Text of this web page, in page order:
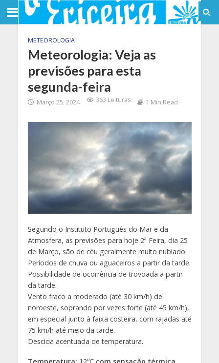
METEOROLOGIA
Meteorologia: Veja as
previsões para esta
segunda-feira
Março 25, 2024 363 Leituras 1 Min Read
Segundo o Instituto Português do Mar e da
Atmosfera, as previsões para hoje 2ª Feira, dia 25
de Março, são de céu geralmente muito nublado.
Períodos de chuva ou aguaceiros a partir da tarde.
Possibilidade de ocorrência de trovoada a partir
da tarde.
Vento fraco a moderado (até 30 km/h) de
noroeste, soprando por vezes forte (até 45 km/h),
em especial junto à faixa costeira, com rajadas até
75 km/h até meio da tarde.
Descida acentuada de temperatura.